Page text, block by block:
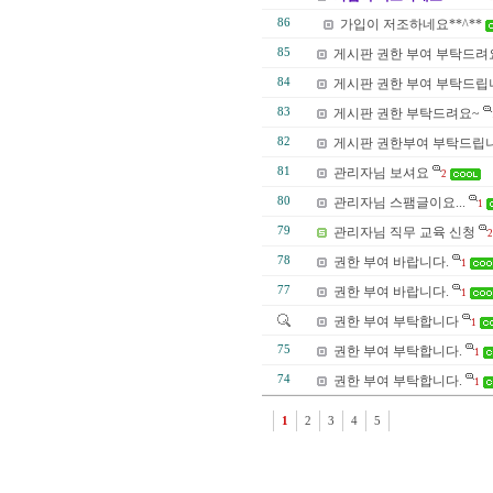
86 가입이 저조하네요**^**
85 게시판 권한 부여 부탁드려
84 게시판 권한 부여 부탁드립
83 게시판 권한 부탁드려요~
82 게시판 권한부여 부탁드립
81 관리자님 보셔요 2
80 관리자님 스팸글이요... 1
79 관리자님 직무 교육 신청 2
78 권한 부여 바랍니다. 1
77 권한 부여 바랍니다. 1
권한 부여 부탁합니다 1
75 권한 부여 부탁합니다. 1
74 권한 부여 부탁합니다. 1
1 2 3 4 5